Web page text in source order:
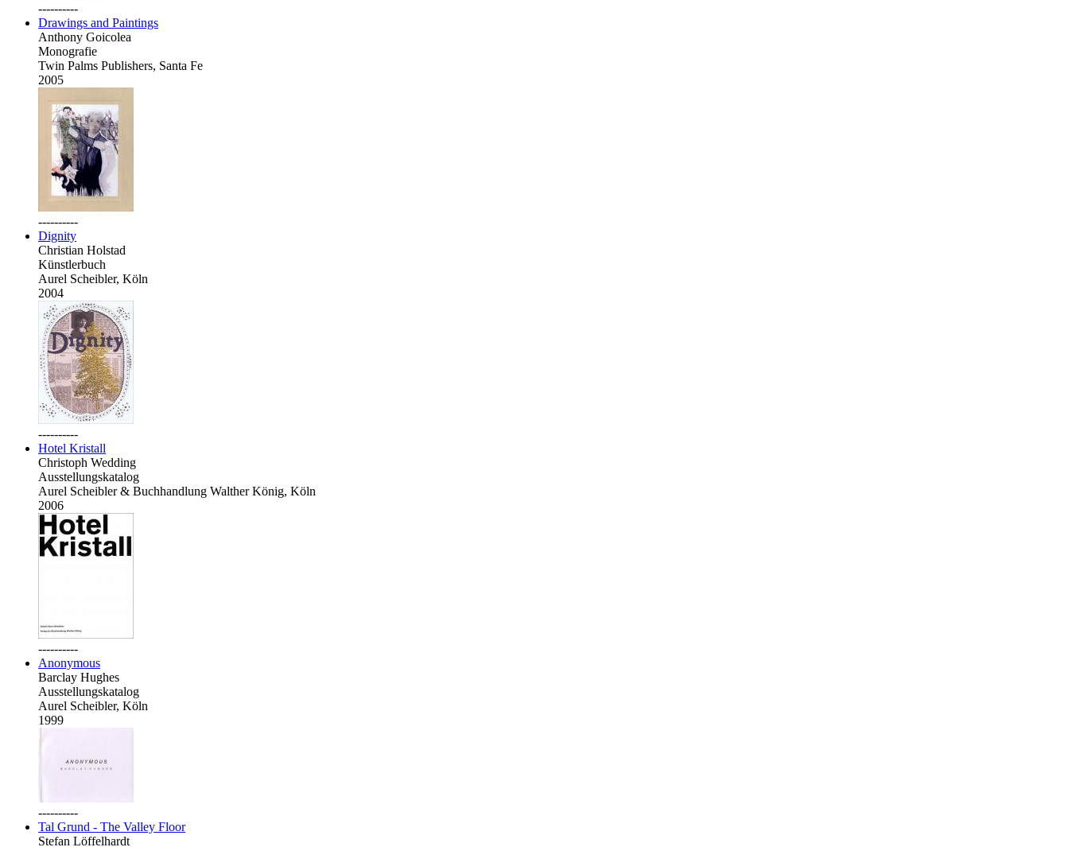
----------
Drawings and Paintings
Anthony Goicolea
Monografie
Twin Palms Publishers, Santa Fe
2005
----------
Dignity
Christian Holstad
Künstlerbuch
Aurel Scheibler, Köln
2004
----------
Hotel Kristall
Christoph Wedding
Ausstellungskatalog
Aurel Scheibler & Buchhandlung Walther König, Köln
2006
----------
Anonymous
Barclay Hughes
Ausstellungskatalog
Aurel Scheibler, Köln
1999
----------
Tal Grund - The Valley Floor
Stefan Löffelhardt